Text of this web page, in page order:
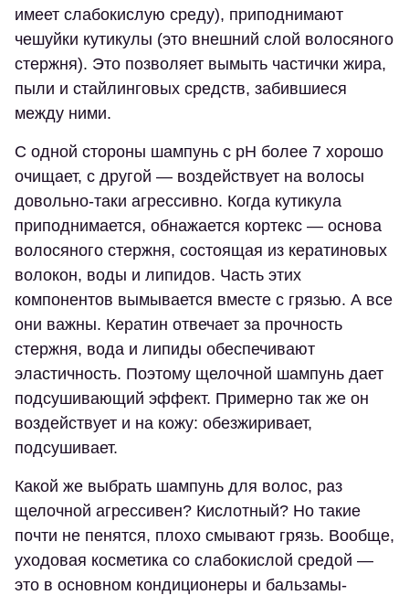
имеет слабокислую среду), приподнимают
чешуйки кутикулы (это внешний слой волосяного
стержня). Это позволяет вымыть частички жира,
пыли и стайлинговых средств, забившиеся
между ними.
С одной стороны шампунь с pH более 7 хорошо
очищает, с другой — воздействует на волосы
довольно-таки агрессивно. Когда кутикула
приподнимается, обнажается кортекс — основа
волосяного стержня, состоящая из кератиновых
волокон, воды и липидов. Часть этих
компонентов вымывается вместе с грязью. А все
они важны. Кератин отвечает за прочность
стержня, вода и липиды обеспечивают
эластичность. Поэтому щелочной шампунь дает
подсушивающий эффект. Примерно так же он
воздействует и на кожу: обезжиривает,
подсушивает.
Какой же выбрать шампунь для волос, раз
щелочной агрессивен? Кислотный? Но такие
почти не пенятся, плохо смывают грязь. Вообще,
уходовая косметика со слабокислой средой —
это в основном кондиционеры и бальзамы-